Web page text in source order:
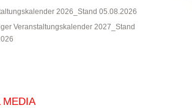
2026_Stand 05.08.2026
Veranstaltungskalender 2027_Stand
MEDIA